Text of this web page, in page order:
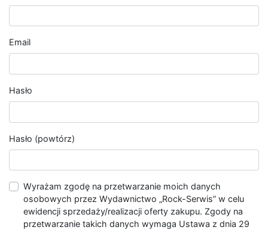
Email
Hasło
Hasło (powtórz)
Wyrażam zgodę na przetwarzanie moich danych
osobowych przez Wydawnictwo „Rock-Serwis” w celu
ewidencji sprzedaży/realizacji oferty zakupu. Zgody na
przetwarzanie takich danych wymaga Ustawa z dnia 29